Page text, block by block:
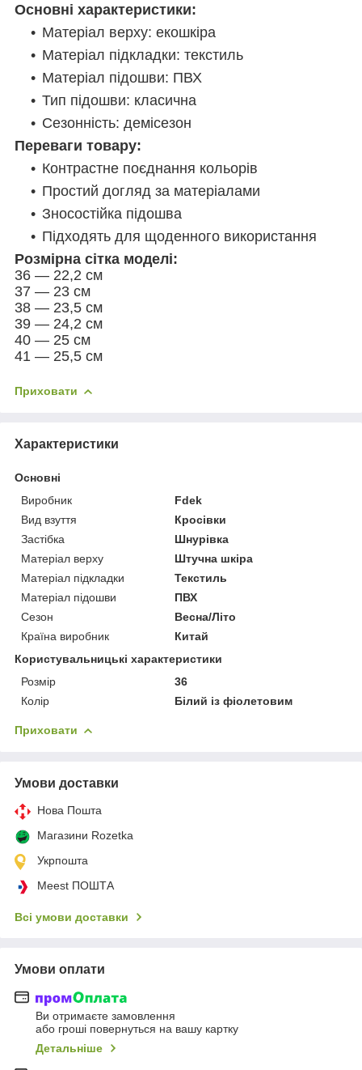
Основні характеристики:
Матеріал верху: екошкіра
Матеріал підкладки: текстиль
Матеріал підошви: ПВХ
Тип підошви: класична
Сезонність: демісезон
Переваги товару:
Контрастне поєднання кольорів
Простий догляд за матеріалами
Зносостійка підошва
Підходять для щоденного використання
Розмірна сітка моделі:
36 — 22,2 см
37 — 23 см
38 — 23,5 см
39 — 24,2 см
40 — 25 см
41 — 25,5 см
Приховати
Характеристики
Основні
Виробник
Fdek
Вид взуття
Кросівки
Застібка
Шнурівка
Матеріал верху
Штучна шкіра
Матеріал підкладки
Текстиль
Матеріал підошви
ПВХ
Сезон
Весна/Літо
Країна виробник
Китай
Користувальницькі характеристики
Розмір
36
Колір
Білий із фіолетовим
Приховати
Умови доставки
Нова Пошта
Магазини Rozetka
Укрпошта
Meest ПОШТА
Всі умови доставки
Умови оплати
Ви отримаєте замовлення
або гроші повернуться на вашу картку
Детальніше